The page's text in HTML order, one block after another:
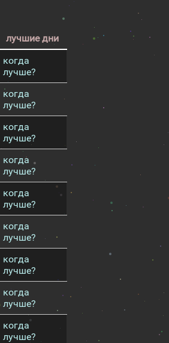
лучшие дни
когда
лучше?
когда
лучше?
когда
лучше?
когда
лучше?
когда
лучше?
когда
лучше?
когда
лучше?
когда
лучше?
когда
лучше?